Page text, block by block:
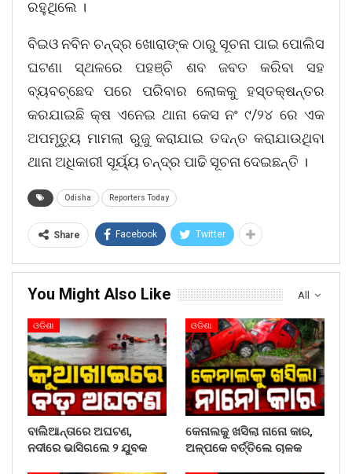
ରହୁଥିଲେ ।
ବିଇଓ ନବିନ ଚନ୍ଦ୍ର ଖୋରାଙ୍କ ଠାରୁ ସୂଚନା ପାଇ ପୋଲିସ
ଘଟଣା ସ୍ଥଳରେ ପହଞ୍ଚି ଶବ ଜବତ କରିବା ସହ
ବ୍ୟବଚ୍ଛେଦ ପରେ ପରିବାର ଲୋକକୁ ହସ୍ତକ୍ଷନ୍ତର
କରଯାଇଛି କ୍ଷ ଏନେଇ ଥାନା କେସ ନଂ ୯/୨୪ ରେ ଏକ
ଅପମୃତ୍ୟୁ ମାମଲା ରୁଜୁ କରାଯାଇ ତଦନ୍ତ କରାଯାଉଥିବା
ଥାନା ଅଧିକାରୀ ସୂର୍ୟ୍ୟ ଚନ୍ଦ୍ର ପାଢି ସୂଚନା ଦେଇଛନ୍ତି ।
Odisha Reporters Today
Share Facebook Twitter
All
You Might Also Like
ଓଡିଶା
ବାଲିଆନ୍ତାରେ ଅଘଟଣ,
ନଦୀରେ ଭାସିଗଲେ ୨ ଯୁବକ
ଓଡିଶା
କେନାଲକୁ ଖସିଲା ନାନୋ କାର,
ଅଳ୍ପକେ ବର୍ତ୍ତିଲେ ଚାଳକ